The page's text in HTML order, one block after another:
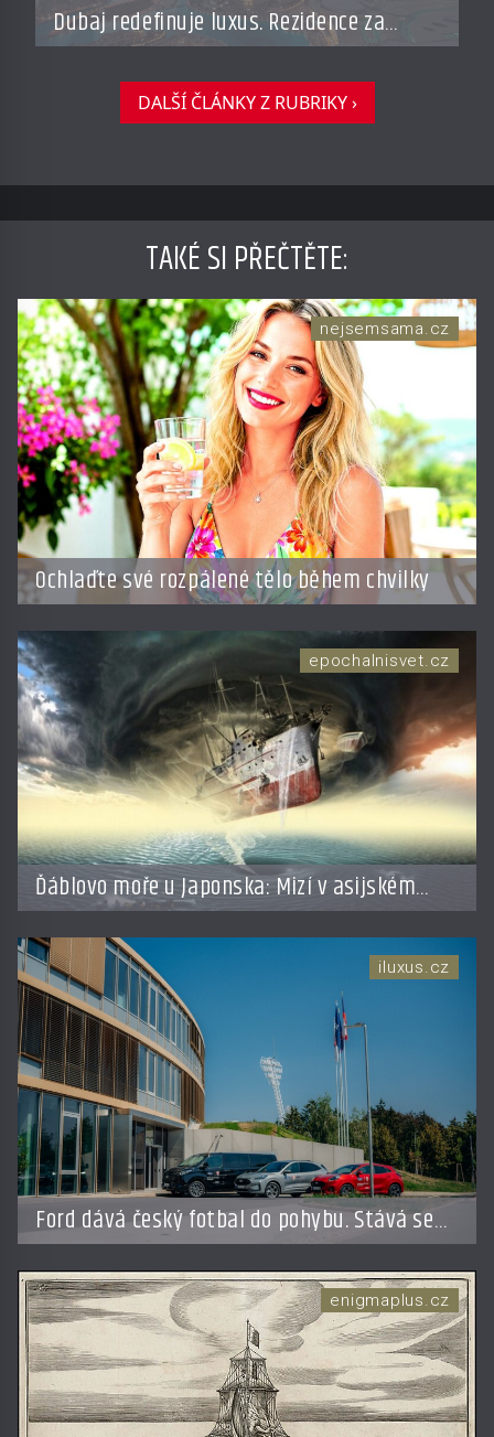
Dubaj redefinuje luxus. Rezidence za
miliardy dnes připomínají soukromé
resorty budoucnosti
DALŠÍ ČLÁNKY Z RUBRIKY ›
TAKÉ SI PŘEČTĚTE:
Ochlaďte své rozpálené tělo během chvilky
nejsemsama.cz
Ďáblovo moře u Japonska: Mizí v asijském
Bermudském trojúhelníku lodě ve spárech
neznámé síly?
epochalnisvet.cz
Ford dává český fotbal do pohybu. Stává se
novým partnerem FAČR
iluxus.cz
enigmaplus.cz